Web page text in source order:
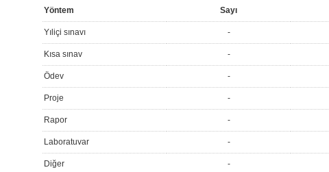
Yöntem Sayı
Yıliçi sınavı -
Kısa sınav -
Ödev -
Proje -
Rapor -
Laboratuvar -
Diğer -